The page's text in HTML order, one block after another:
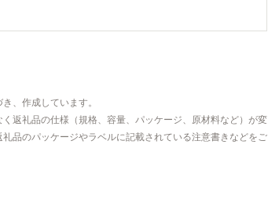
、作成しています。
返礼品の仕様（規格、容量、パッケージ、原材料など）が変
品のパッケージやラベルに記載されている注意書きなどをご